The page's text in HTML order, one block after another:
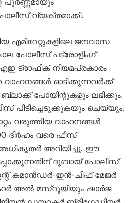
വ്യക്തമാക്കി.
എമിറേറ്റുകളിലെ ജനവാസ
പോലീസ് പട്രോളിംഗ്
ട്രാഫിക് നിയമപ്രകാരം
വാഹനങ്ങൾ ഓടിക്കുന്നവർക്ക്
ബ്ലാക്ക് പോയിന്റുകളും ലഭിക്കും.
പിടിച്ചെടുക്കുകയും ചെയ്യും.
വരുത്തിയ വാഹനങ്ങൾ
ദിർഹം വരെ ഫീസ്
അറിയിച്ചു. ഈ
ദുബായ് പോലീസ്
കമാൻഡർ-ഇൻ-ചീഫ് മേജർ
അൽ മസ്‌റൂയിയും ഷാർജ